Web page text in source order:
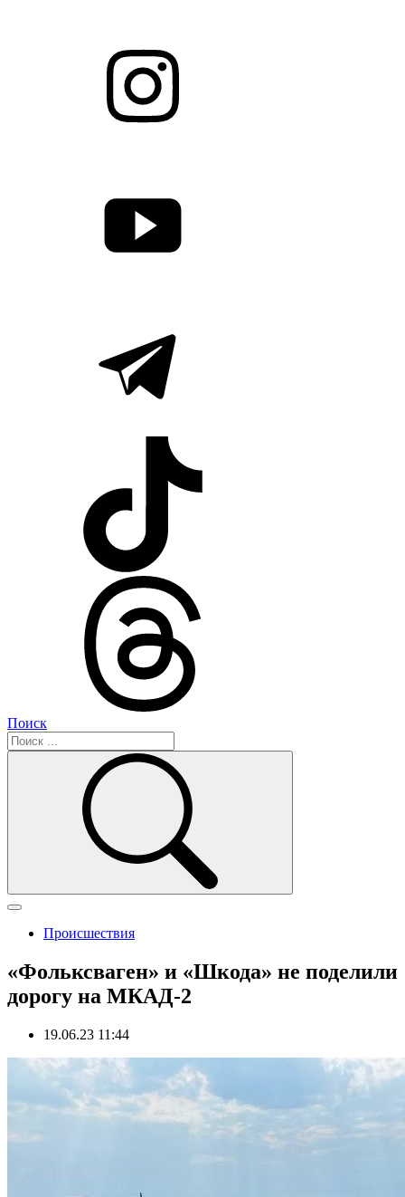
Поиск
Происшествия
«Фольксваген» и «Шкода» не поделили
дорогу на МКАД-2
19.06.23 11:44